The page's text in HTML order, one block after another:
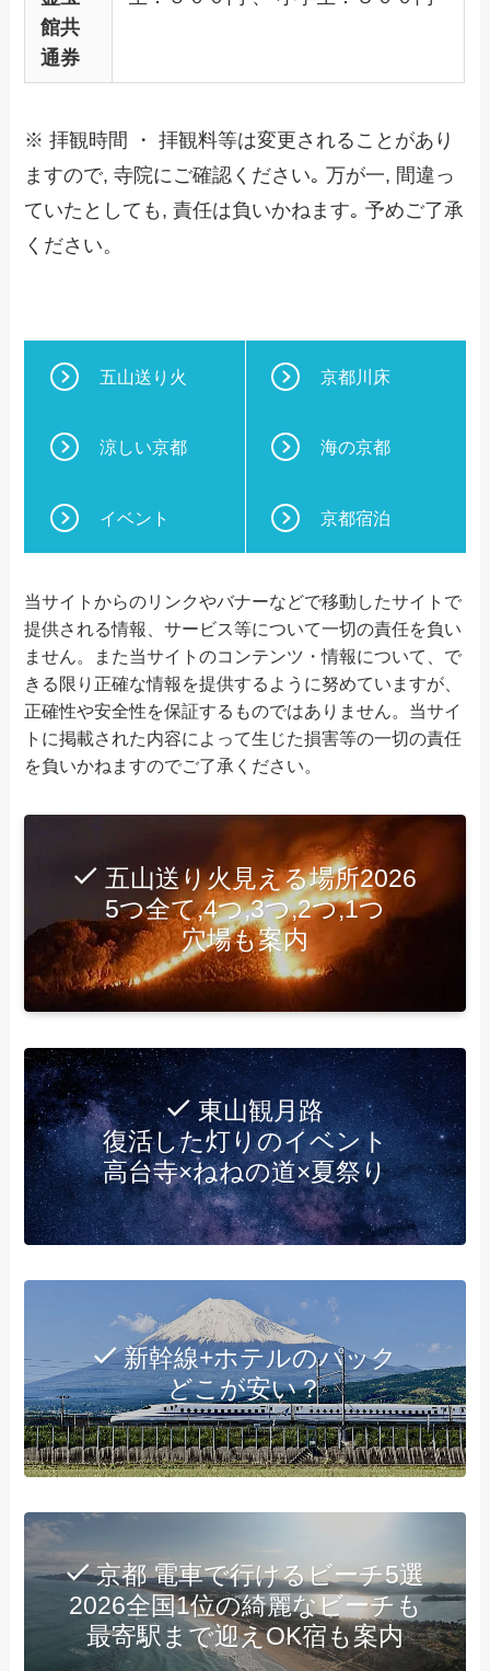
館共
通券
※ 拝観時間 ・ 拝観料等は変更されることがあり
ますので, 寺院にご確認ください｡ 万が一, 間違っ
ていたとしても, 責任は負いかねます｡ 予めご了承
ください。
五山送り火 京都川床
涼しい京都 海の京都
イベント 京都宿泊
当サイトからのリンクやバナーなどで移動したサイトで
提供される情報、サービス等について一切の責任を負い
ません。また当サイトのコンテンツ・情報について、で
きる限り正確な情報を提供するように努めていますが、
正確性や安全性を保証するものではありません。当サイ
トに掲載された内容によって生じた損害等の一切の責任
を負いかねますのでご了承ください。
五山送り火見える場所2026
5つ全て,4つ,3つ,2つ,1つ
穴場も案内
東山観月路
復活した灯りのイベント
高台寺×ねねの道×夏祭り
新幹線+ホテルのパック
どこが安い？
京都 電車で行けるビーチ5選
2026全国1位の綺麗なビーチも
最寄駅まで迎えOK宿も案内